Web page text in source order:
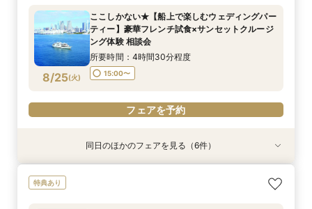
8/24(月)
所要時間：4時間30分程度
10:30〜
フェアを予約
8/24(月)
所要時間：4時間30分程度
15:00〜
フェアを予約
8/24(月)
9:00〜
10:30〜
15:00〜
フェアを予約
8/24(月)
10:30〜 13:00〜
フェアを予約
8/25(火)
ここしかない★【船上で楽しむウェディングパー
ティー】豪華フレンチ試食×サンセットクルージ
ング体験 相談会
所要時間：4時間30分程度
15:00〜
フェアを予約
特典あり
【非日常空間へようこそ♪】豪華フレンチ試食×ラ
【少人数での結婚式にオススメ！】じっくりご見
【★平日限定★】ゆったり船内見学＆ウェディン
特典あり
幸せの航海を♪【スイーツ×５０分クルーズ】１件
【オンライン相談会】お手軽３Dウォークでご見
同日のほかのフェアを見る（6件）
特典あり